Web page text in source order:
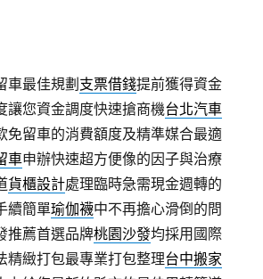
車最佳規劃支票借錢提前獲得資金
讓您資金調度快速搶商機台北汽車
免留車的消費額度及精準媒合最適
車申辦快速超方便像的因子與治療
貨櫃設計處理臨時急需現金週轉的
續簡單瑜伽襪中不再擔心滑倒的問
推薦首選品牌桃園沙發均採用國際
精緻打包最專業打包整理台中搬家